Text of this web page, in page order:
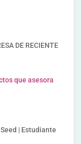
DE RECIENTE
que asesora
| Estudiante